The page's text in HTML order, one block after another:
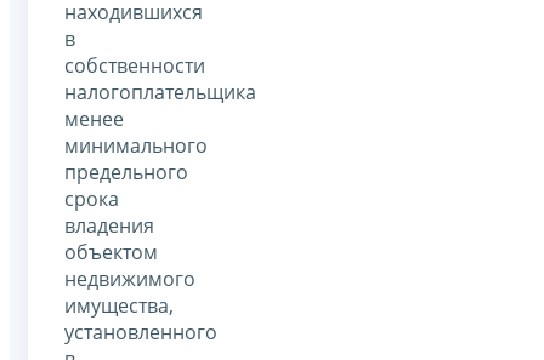
находившихся
в
собственности
налогоплательщика
менее
минимального
предельного
срока
владения
объектом
недвижимого
имущества,
установленного